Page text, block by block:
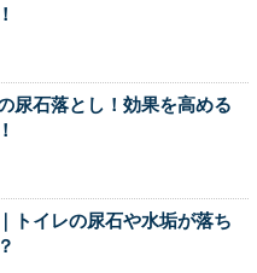
尿石落とし！効果を高める
トイレの尿石や水垢が落ち